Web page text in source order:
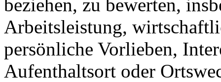
beziehen, zu bewerten,
Arbeitsleistung,
persönliche Vorlieben,
Aufenthaltsort oder